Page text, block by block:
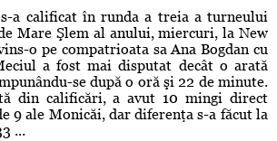
a calificat în runda a treia a turneului
Mare Şlem al anului, miercuri, la New
o pe compatrioata sa Ana Bogdan cu
a fost mai disputat decât o arată
se după o oră şi 22 de minute.
din calificări, a avut 10 mingi direct
9 ale Monicăi, dar diferenţa s-a făcut la
...